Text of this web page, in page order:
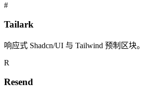
#
Tailark
响应式 Shadcn/UI 与 Tailwind 预制区块。
R
Resend